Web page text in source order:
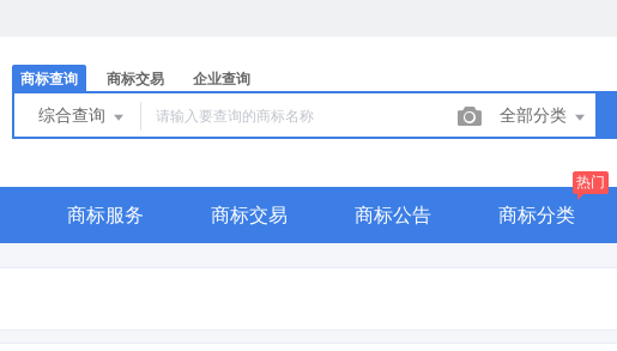
商标查询 商标交易 企业查询
综合查询 全部分类
商标服务 商标交易 商标公告 商标分类
热门